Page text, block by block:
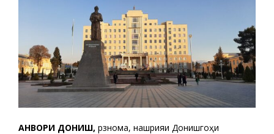
АНВОРИ ДОНИШ, рӯзнома, нашрияи Донишгоҳи